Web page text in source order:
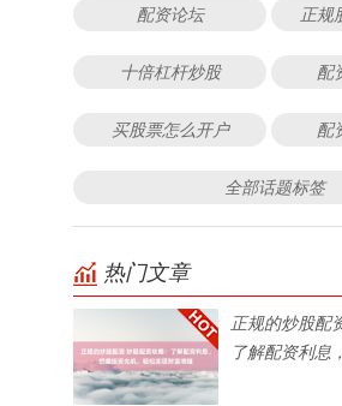
配资论坛 正规
十倍杠杆炒股 配
买股票怎么开户 配
全部话题标签
热门文章
正规的炒股配
了解配资利息